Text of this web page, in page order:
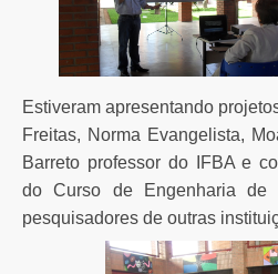
Estiveram apresentando
Freitas, Norma Evangelista,
Barreto professor do IFBA e
do Curso de Engenharia de
pesquisadores de outras